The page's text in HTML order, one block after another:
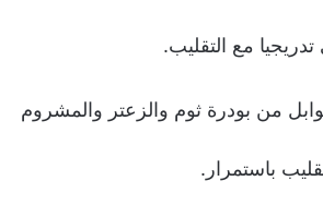
تدريجيا مع التقليب.
من بودرة ثوم والزعتر والمشروم
باستمرار.